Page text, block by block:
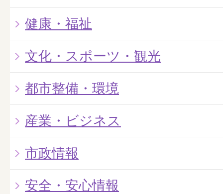
健康・福祉
文化・スポーツ・観光
都市整備・環境
産業・ビジネス
市政情報
安全・安心情報